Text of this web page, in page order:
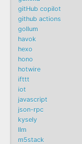
gitHub copilot
github actions
gollum
havok
hexo
hono
hotwire
ifttt
iot
javascript
json-rpc
kysely
llm
m5stack